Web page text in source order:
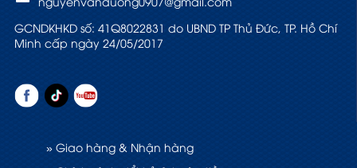
GCNDKHKD số: 41Q8022831 do UBND TP Thủ Đức, TP. Hồ Chí
Minh cấp ngày 24/05/2017
» Giao hàng & Nhận hàng